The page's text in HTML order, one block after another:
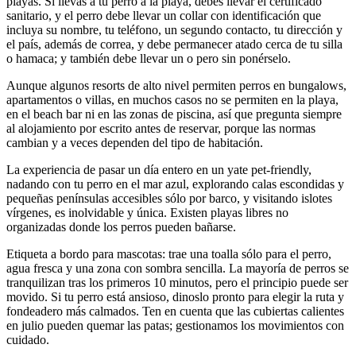
sanitario, y el perro debe llevar un collar con identificación que
incluya su nombre, tu teléfono, un segundo contacto, tu dirección y
el país, además de correa, y debe permanecer atado cerca de tu silla
o hamaca; y también debe llevar un o pero sin ponérselo.
Aunque algunos resorts de alto nivel permiten perros en bungalows,
apartamentos o villas, en muchos casos no se permiten en la playa,
en el beach bar ni en las zonas de piscina, así que pregunta siempre
al alojamiento por escrito antes de reservar, porque las normas
cambian y a veces dependen del tipo de habitación.
La experiencia de pasar un día entero en un yate pet-friendly,
nadando con tu perro en el mar azul, explorando calas escondidas y
pequeñas penínsulas accesibles sólo por barco, y visitando islotes
vírgenes, es inolvidable y única. Existen playas libres no
organizadas donde los perros pueden bañarse.
Etiqueta a bordo para mascotas: trae una toalla sólo para el perro,
agua fresca y una zona con sombra sencilla. La mayoría de perros se
tranquilizan tras los primeros 10 minutos, pero el principio puede ser
movido. Si tu perro está ansioso, dinoslo pronto para elegir la ruta y
fondeadero más calmados. Ten en cuenta que las cubiertas calientes
en julio pueden quemar las patas; gestionamos los movimientos con
cuidado.